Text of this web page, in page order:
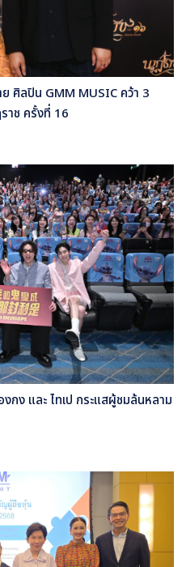
ศิลปิน GMM MUSIC คว้า 3
าช ครั้งที่ 16
กง และ ไทเป กระแสผู้ชมล้นหลาม